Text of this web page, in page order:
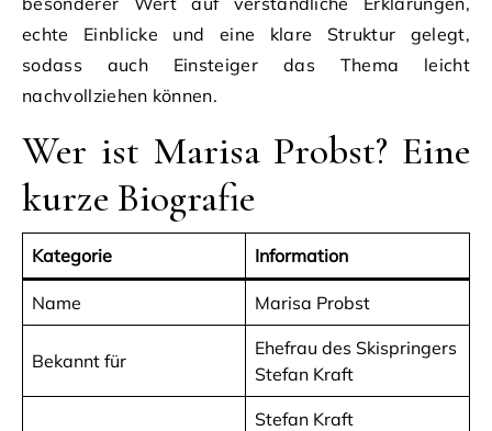
echte Einblicke und eine klare Struktur gelegt,
sodass auch Einsteiger das Thema leicht
nachvollziehen können.
Wer ist Marisa Probst? Eine
kurze Biografie
Kategorie Information
Name Marisa Probst
Bekannt für
Ehefrau des Skispringers
Stefan Kraft
Stefan Kraft